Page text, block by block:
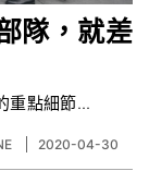
隊，就差
重點細節...
2020-04-30